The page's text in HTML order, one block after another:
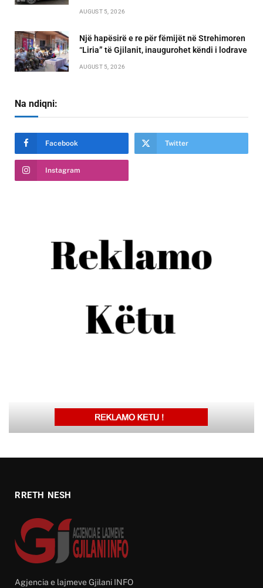
AUGUST 5, 2026
Një hapësirë e re për fëmijët në Strehimoren
“Liria” të Gjilanit, inaugurohet këndi i lodrave
AUGUST 5, 2026
Na ndiqni:
Facebook Twitter
Instagram
RRETH NESH
Agjencia e lajmeve Gjilani INFO